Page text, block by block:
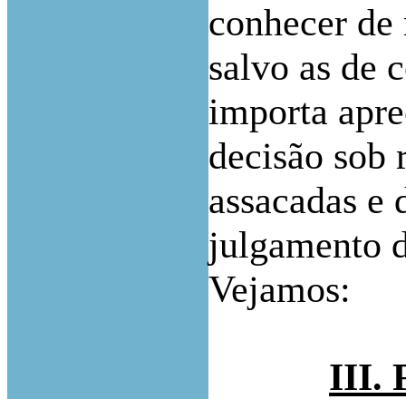
conhecer
salvo as de
importa
decisão sob
assacadas
julgamento
Vejamos:
III.